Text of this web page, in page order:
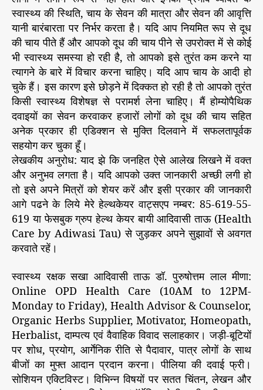
स्वास्थ्य की स्थिति, चाय के सेवन की मात्रा और सेवन की आवृत्ति
यानी बारंबारता पर निर्भर करता है। यदि आप नियमित रूप से दूध
की चाय पीते हैं और आपको दूध की चाय पीने से उपरोक्त में से कोई
भी स्वास्थ्य समस्या हो रही है, तो आपको इसे तुरंत कम करने या
त्यागने के बारे में विचार करना चाहिए। यदि आप चाय के आदी हो
चुके हैं। इस कारण इसे छोड़ने में दिक्कत हो रही है तो आपको तुरंत
किसी स्वास्थ्य विशेषज्ञ से परामर्श लेना चाहिए। मैं होम्योपैथिक
दवाइयों का सेवन करवाकर हजारों लोगों को दूध की चाय सहित
अनेक प्रकार ही एडिक्शन से मुक्ति दिलवाने में सफलतापूर्वक
सहयोग कर चुका हूँ।
लेखकीय अनुरोध: याद झे कि जनहित ऐसे आलेख लिखने में वक्त
और अनुभव लगता है। यदि आपको उक्त जानकारी अच्छी लगी हो
तो इसे अपने मित्रों को शेयर करें और इसी प्रकार की जानकारी
आगे पढने के लिये मेरे हेल्थकेयर वाट्सएप नम्बर: 85-619-55-
619 या फेसबुक ग्रुप हेल्थ केयर बायी आदिवासी ताऊ (Health
Care by Adiwasi Tau) से जुड़कर अपने सुझावों से अवगत
करवाते रहें।
स्वास्थ्य रक्षक सखा आदिवासी ताऊ डॉ. पुरुषोत्तम लाल मीणा:
Online OPD Health Care (10AM to 12PM-
Monday to Friday), Health Advisor & Counselor,
Organic Herbs Supplier, Motivator, Homeopath,
Herbalist, दाम्पत्य एवं वैवाहिक विवाद सलाहकार। जड़ी-बूटियों
पर शोध, प्रयोग, आर्गेनिक रीति से पैदावार, पात्र लोगों के साथ
बीजों का मुफ्त आदान प्रदान करना। पीलिया की दवाई फ्री।
सोशियन एक्टिविस्ट। विभिन्न विषयों पर सतत चिंतन, लेखन और